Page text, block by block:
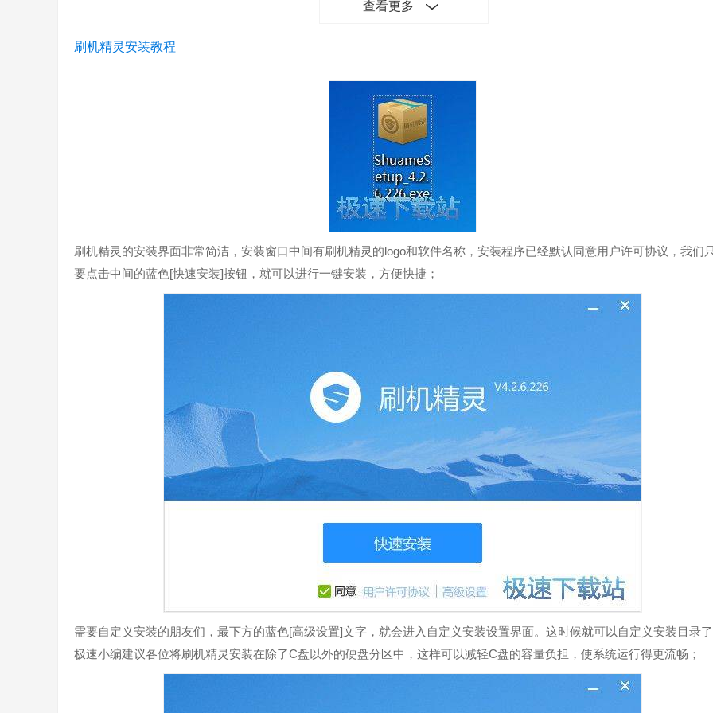
完美整合Root精灵，大幅提升ROOT能力
整合，大幅提升ROOT能力，ROOT更稳定更快速！ROOT精灵现已支持超过9000款热门机型一键root。
新版用户可以一键登录QQ账号并提供绑定手机功能，刷机更安全有保障，绑定手机后，还能享受更多个性化的服务，线上
机生活更丰富多彩！
查看更多
刷机精灵安装教程
刷机精灵的安装界面非常简洁，安装窗口中间有刷机精灵的logo和软件名称，安装程序已经默认同意用户许可协议，我们
要点击中间的蓝色[快速安装]按钮，就可以进行一键安装，方便快捷；
需要自定义安装的朋友们，最下方的蓝色[高级设置]文字，就会进入自定义安装设置界面。这时候就可以自定义安装目录了
极速小编建议各位将刷机精灵安装在除了C盘以外的硬盘分区中，这样可以减轻C盘的容量负担，使系统运行得更流畅；